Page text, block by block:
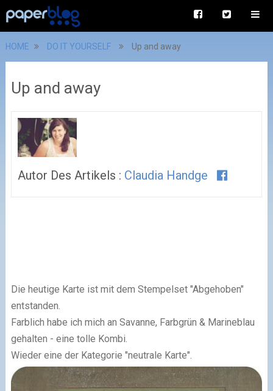
HOME DO IT YOURSELF Up and away
Up and away
Autor Des Artikels : Claudia Handge
Die heutige Karte ist mit dem Stempelset "Abgehoben"
entstanden.
Farblich habe ich mich an Savanne, Farbgrün & Marineblau
gehalten - eine tolle Kombi.
Wieder eine der Kategorie "neutrale Karte".